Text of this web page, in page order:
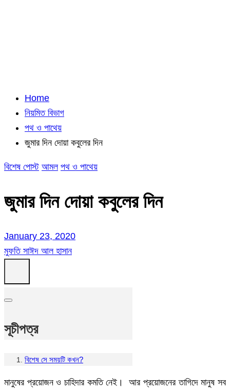
Home
নিয়মিত বিভাগ
পথ ও পাথেয়
জুমার দিন দোয়া কবুলের দিন
বিশেষ পোস্ট আমল পথ ও পাথেয়
জুমার দিন দোয়া কবুলের দিন
January 23, 2020
মুফতি সাঈদ আল হাসান
সূচীপত্র
বিশেষ সে সময়টি কখন?
মানুষের প্রয়োজন ও চাহিদার কমতি নেই। আর প্রয়োজনের তাগিদে মানুষ সব